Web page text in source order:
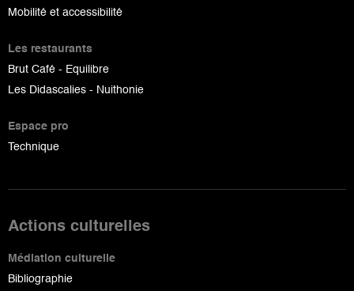
Mobilité et accessibilité
Les restaurants
Brut Café - Equilibre
Les Didascalies - Nuithonie
Espace pro
Technique
Actions culturelles
Médiation culturelle
Bibliographie